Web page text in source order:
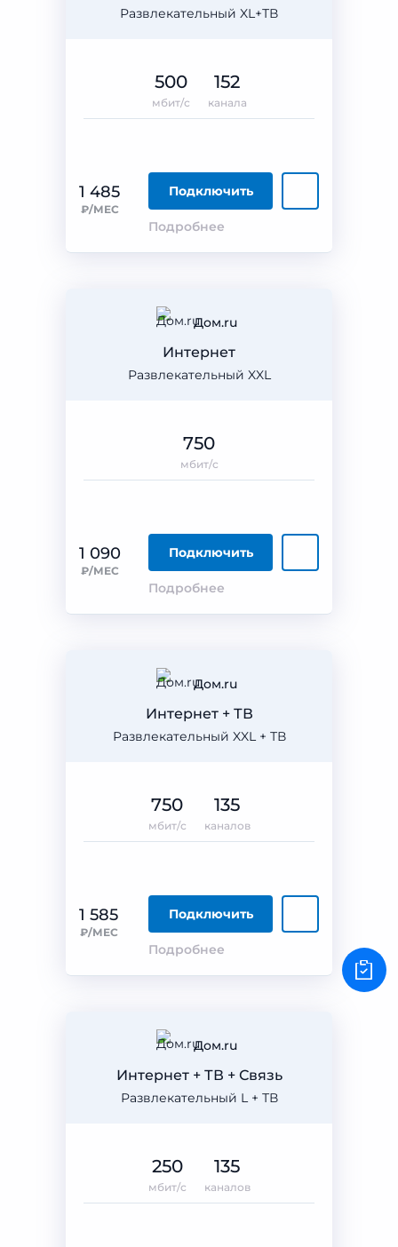
Развлекательный XL+ТВ
1 485
₽/МЕС
Подключить
Подробнее
500
мбит/с
152
канала
Дом.ru
Развлекательный XXL
Интернет
1 090
₽/МЕС
Подключить
Подробнее
750
мбит/с
Дом.ru
Развлекательный XXL + ТВ
Интернет + ТВ
1 585
₽/МЕС
Подключить
Подробнее
750
мбит/с
135
каналов
Дом.ru
Развлекательный L + ТВ
Интернет + ТВ + Связь
250
мбит/с
135
каналов